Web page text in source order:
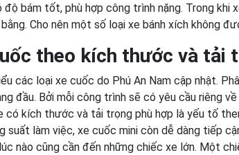
độ bám tốt, phù hợp công trình nặng. Trong khi
Cho nên một số loại xe bánh xích không
theo kích thước và tải
các loại xe cuốc do Phú An Nam cập nhật.
đầu. Bởi mỗi công trình sẽ có yêu cầu riêng
có kích thước và tải trọng phù hợp là yếu tố
suất làm việc, xe cuốc mini còn dễ dàng tiếp
nào cũng cần đến những chiếc xe lớn. Một